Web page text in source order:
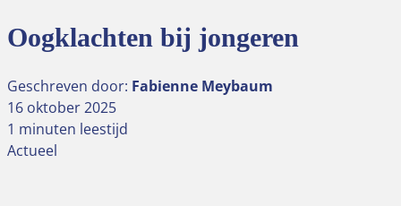
Oogklachten bij jongeren
Geschreven door: Fabienne Meybaum
16 oktober 2025
1 minuten leestijd
Actueel